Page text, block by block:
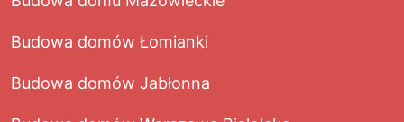
Budowa domów Łomianki
Budowa domów Jabłonna